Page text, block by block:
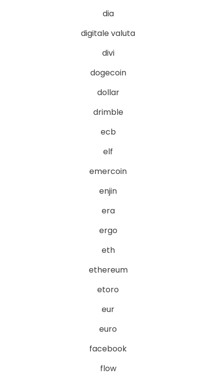
dia
digitale valuta
divi
dogecoin
dollar
drimble
ecb
elf
emercoin
enjin
era
ergo
eth
ethereum
etoro
eur
euro
facebook
flow